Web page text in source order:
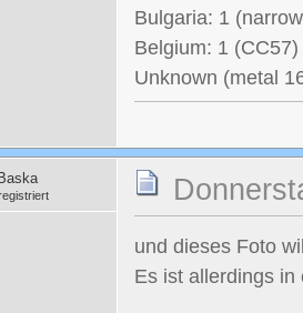
Bulgaria: 1
Belgium: 1 (CC57)
Unknown (metal
Baska
und dieses Foto
Es ist allerdings